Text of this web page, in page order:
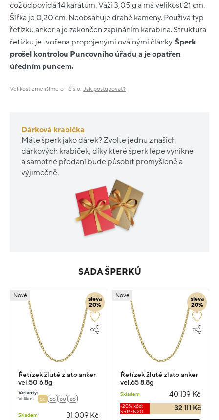
což odpovídá 14 karátům. Váží 3,05 g a má velikost 21 cm.
Šířka je 0,20 cm. Neobsahuje drahé kameny. Používá typ
řetízku anker a je zakončen zapínáním karabina. Struktura
řetízku je tvořena propojenými oválnými články.Šperk
prošel kontrolou Puncovního úřadu a je opatřen
úředním puncem.
Velikost zmenšíme o 1 číslo. Jak postupovat?
Dárková krabička
Máte šperk jako dárek? Zvolte jednu z našich
dárkových krabiček, díky které šperk lépe vynikne
a samotné předání bude působit promyšleně a
výjimečně.
SADA ŠPERKŮ
sleva
20%
Nové
Řetízek žluté zlato anker
vel.50 6.8g
Varianty:
Velikost:
50 55 60 65
Skladem 31 009 Kč
sleva
20%
Nové
Řetízek žluté zlato anker
vel.65 8.8g
Skladem 40 139 Kč
-20% kód:
SRPEN20
32 111 Kč